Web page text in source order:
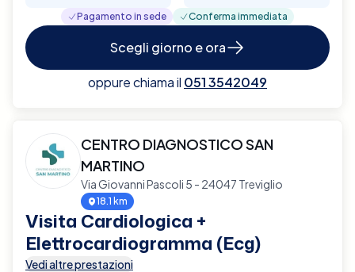
Pagamento in sede Conferma immediata
Scegli giorno e ora
oppure chiama il 051 3542049
CENTRO DIAGNOSTICO SAN
MARTINO
Via Giovanni Pascoli 5 - 24047 Treviglio
18.1 km
Visita Cardiologica +
Elettrocardiogramma (Ecg)
Vedi altre prestazioni